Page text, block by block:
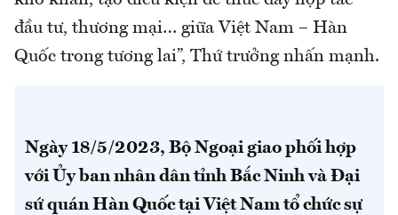
đầu tư, thương mại… giữa Việt Nam – Hàn
Quốc trong tương lai”, Thứ trưởng nhấn mạnh.
Ngày 18/5/2023, Bộ Ngoại giao phối hợp
với Ủy ban nhân dân tỉnh Bắc Ninh và Đại
sứ quán Hàn Quốc tại Việt Nam tổ chức sự